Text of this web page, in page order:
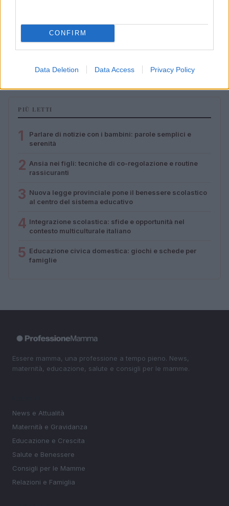
CONFIRM
Data Deletion Data Access Privacy Policy
Roberto Capelli · 5 Ago 2026
PIÙ LETTI
1
Parlare di notizie con i bambini: parole semplici e
serenità
2 Ansia nei figli: tecniche di co-regolazione e routine
rassicuranti
3 Nuova legge provinciale pone il benessere scolastico
al centro del sistema educativo
4 Integrazione scolastica: sfide e opportunità nel
contesto multiculturale italiano
5 Educazione civica domestica: giochi e schede per
famiglie
Essere mamma, una professione a tempo pieno. News,
maternità, educazione, salute e consigli per le mamme.
News e Attualità
Maternità e Gravidanza
Educazione e Crescita
Salute e Benessere
Consigli per le Mamme
Relazioni e Famiglia